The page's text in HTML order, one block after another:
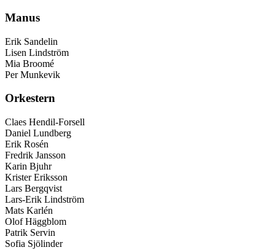
Manus
Erik Sandelin
Lisen Lindström
Mia Broomé
Per Munkevik
Orkestern
Claes Hendil-Forsell
Daniel Lundberg
Erik Rosén
Fredrik Jansson
Karin Bjuhr
Krister Eriksson
Lars Bergqvist
Lars-Erik Lindström
Mats Karlén
Olof Häggblom
Patrik Servin
Sofia Sjölinder